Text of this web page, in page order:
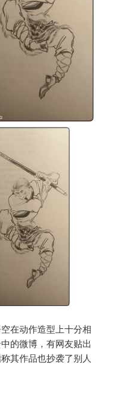
在动作造型上十分相
的微博，有网友贴出
其作品也抄袭了别人